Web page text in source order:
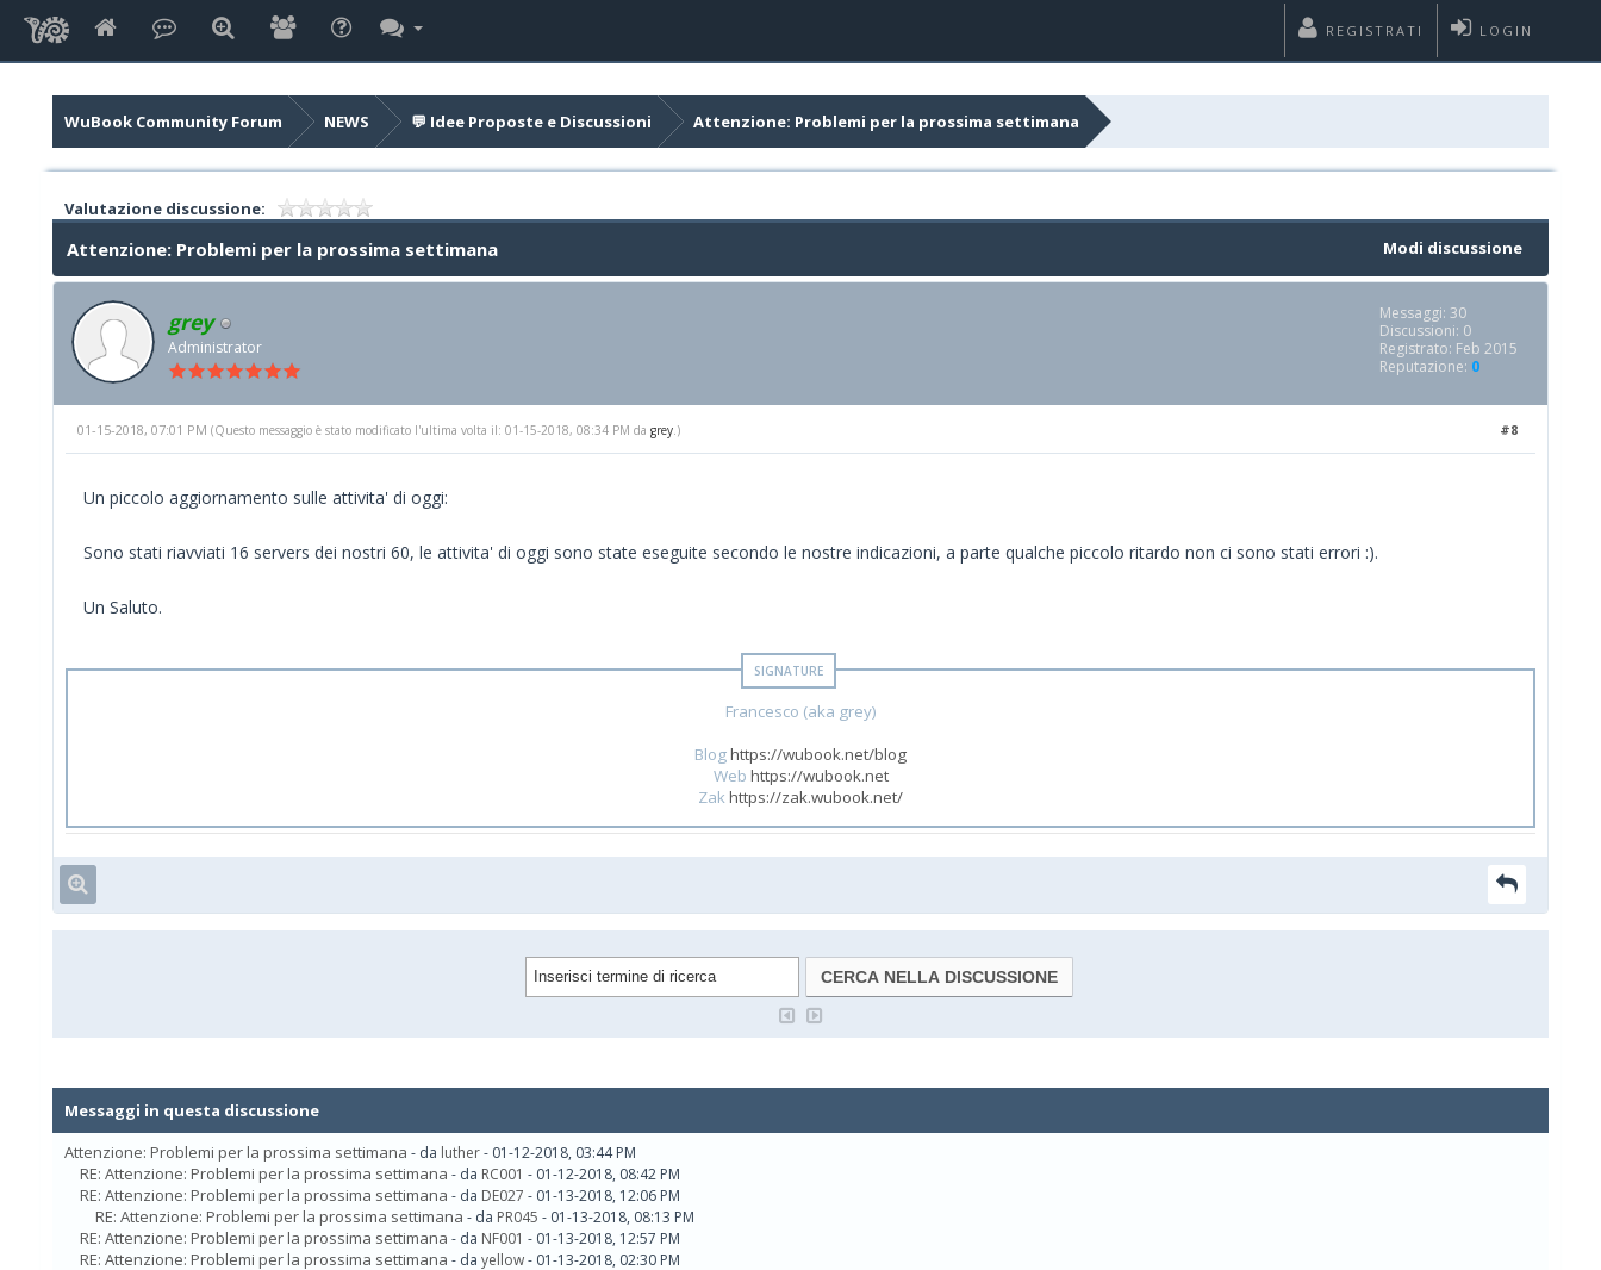
LOGIN
REGISTRATI
WuBook Community Forum NEWS 💬 Idee Proposte e Discussioni Attenzione: Problemi per la prossima settimana
Valutazione discussione:
Modi discussione
Attenzione: Problemi per la prossima settimana
grey
Administrator
Messaggi: 30
Discussioni: 0
Registrato: Feb 2015
Reputazione: 0
#8
01-15-2018, 07:01 PM (Questo messaggio è stato modificato l'ultima volta il: 01-15-2018, 08:34 PM da grey .)
Un piccolo aggiornamento sulle attivita' di oggi:
Sono stati riavviati 16 servers dei nostri 60, le attivita' di oggi sono state eseguite secondo le nostre indicazioni, a parte qualche piccolo ritardo non ci sono stati errori :).
Un Saluto.
Francesco (aka grey)
Bloghttps://wubook.net/blog
Web https://wubook.net
Zakhttps://zak.wubook.net/
Messaggi in questa discussione
Attenzione: Problemi per la prossima settimana - da luther- 01-12-2018, 03:44 PM
RE: Attenzione: Problemi per la prossima settimana - da RC001 - 01-12-2018, 08:42 PM
RE: Attenzione: Problemi per la prossima settimana - da DE027 - 01-13-2018, 12:06 PM
RE: Attenzione: Problemi per la prossima settimana - da PR045 - 01-13-2018, 08:13 PM
RE: Attenzione: Problemi per la prossima settimana - da NF001 - 01-13-2018, 12:57 PM
RE: Attenzione: Problemi per la prossima settimana - da yellow- 01-13-2018, 02:30 PM